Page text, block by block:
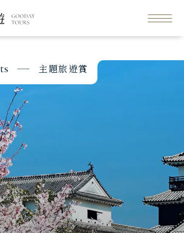
ts 主題旅遊賞